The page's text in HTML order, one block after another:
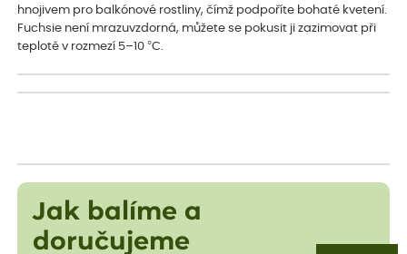
hnojivem pro balkónové rostliny, čímž podpoříte bohaté kvetení.
Fuchsie není mrazuvzdorná, můžete se pokusit ji zazimovat při
teplotě v rozmezí 5–10 °C.
Jak balíme a
doručujeme